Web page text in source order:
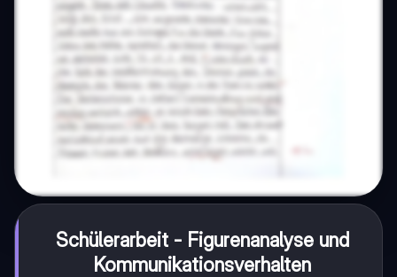
Schülerarbeit - Figurenanalyse und
Kommunikationsverhalten